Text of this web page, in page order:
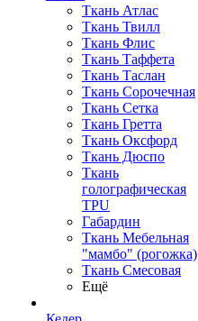
Ткань Атлас
Ткань Твилл
Ткань Флис
Ткань Таффета
Ткань Таслан
Ткань Сорочечная
Ткань Сетка
Ткань Гретта
Ткань Оксфорд
Ткань Дюспо
Ткань
голографическая
TPU
Габардин
Ткань Мебельная
"мамбо" (рогожка)
Ткань Смесовая
Ещё